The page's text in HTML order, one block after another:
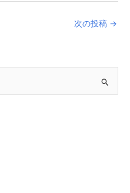
次の投稿 →